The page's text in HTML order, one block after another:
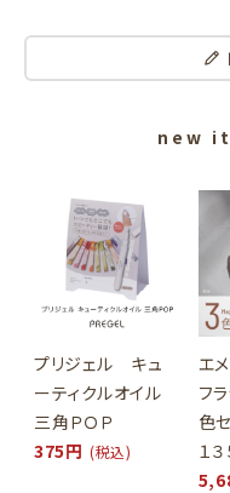
new
プリジェル キュ
ーティクルオイル
三角ＰＯＰ
375円 (税込)
エ
フ
色
１